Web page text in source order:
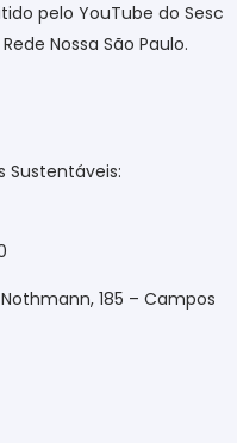
pelo YouTube do Sesc
Nossa São Paulo.
Sustentáveis:
185 – Campos